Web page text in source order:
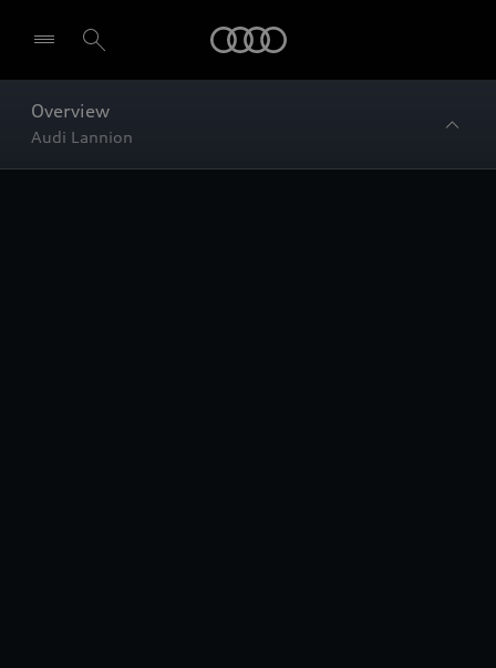
Overview
Audi Lannion